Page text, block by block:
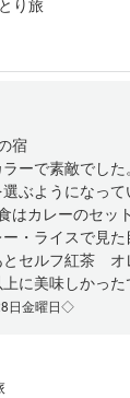
り旅
宿
ーで素敵でし
選ぶようになっ
はカレーのセッ
ー・ライスで見
とセルフ紅茶 オ
に美味しかった
日金曜日◇